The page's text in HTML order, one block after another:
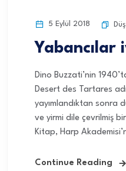
5 Eylül 2018
Yabancılar
Dino Buzzati’nin
Desert des Tartares
yayımlandıktan sonra
ve yirmi dile çevrilmiş
Kitap, Harp
Continue Reading